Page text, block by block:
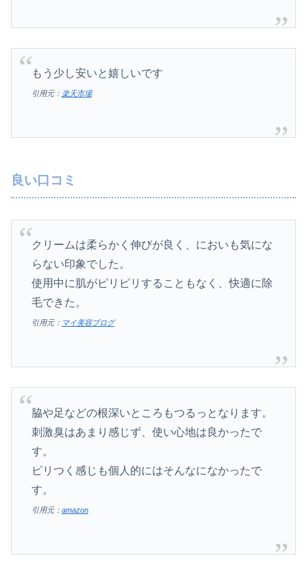
もう少し安いと嬉しいです
引用元： 楽天市場
良い口コミ
クリームは柔らかく伸びが良く、においも気にな
らない印象でした。
使用中に肌がピリピリすることもなく、快適に除
毛できた。
引用元： マイ美容ブログ
脇や足などの根深いところもつるっとなります。
刺激臭はあまり感じず、使い心地は良かったで
す。
ピリつく感じも個人的にはそんなになかったで
す。
引用元： amazon